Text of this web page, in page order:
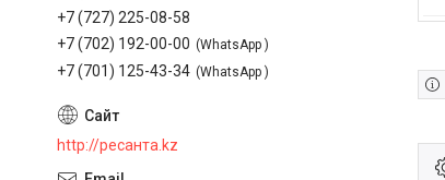
+7 (727) 225-08-58
+7 (702) 192-00-00
WhatsApp
+7 (701) 125-43-34 WhatsApp
http://ресанта.kz